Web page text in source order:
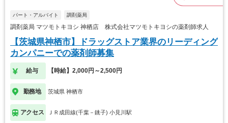
パート・アルバイト 調剤薬局
調剤薬局 マツモトキヨシ 神栖店 株式会社マツモトキヨシの薬剤師求人
【茨城県神栖市】ドラッグストア業界のリーディング
カンパニーでの薬剤師募集
給与 【時給】2,000円～2,500円
勤務地 茨城県 神栖市
アクセス ＪＲ成田線(千葉－銚子) 小見川駅